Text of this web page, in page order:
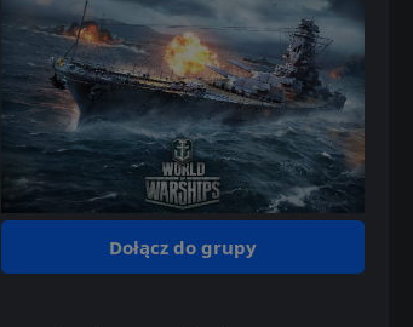
Dołącz do grupy